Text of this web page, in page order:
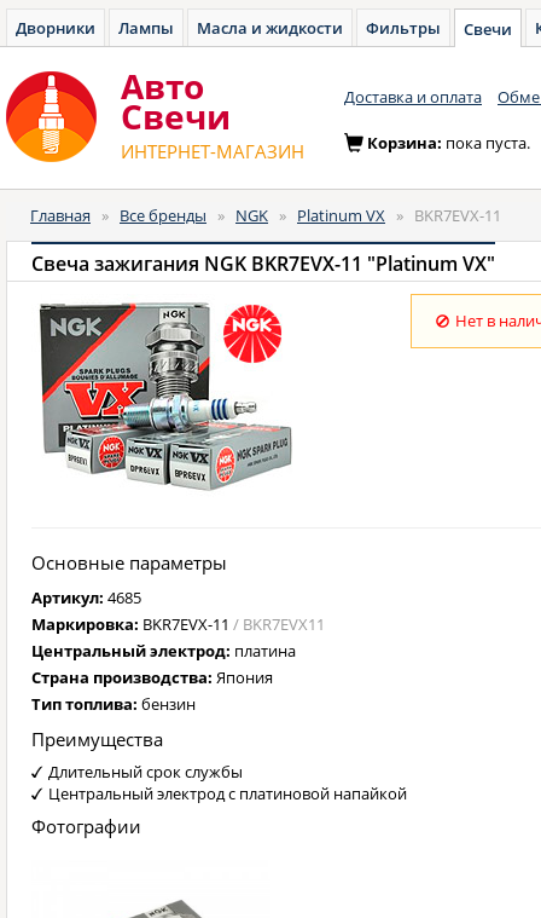
Дворники Лампы Масла и жидкости Фильтры Свечи
Авто
Cвечи
ИНТЕРНЕТ-МАГАЗИН
Доставка и оплата
Корзина: пока пуста.
Главная » Все бренды » NGK » Platinum VX » BKR7EVX-11
Свеча зажигания NGK BKR7EVX-11 "Platinum VX"
Нет в
Основные параметры
Артикул: 4685
Маркировка: BKR7EVX-11 / BKR7EVX11
Центральный электрод: платина
Страна производства: Япония
Тип топлива: бензин
Преимущества
Длительный срок службы
Центральный электрод с платиновой напайкой
Фотографии